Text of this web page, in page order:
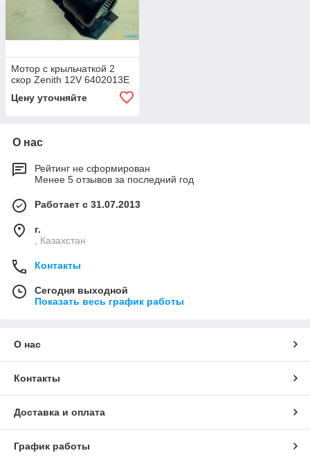
Мотор с крыльчаткой 2
скор Zenith 12V 6402013E
Цену уточняйте
О нас
Рейтинг не сформирован
Менее 5 отзывов за последний год
Работает с 31.07.2013
г.
, Казахстан
Контакты
Сегодня выходной
Показать весь график работы
О нас
Контакты
Доставка и оплата
График работы